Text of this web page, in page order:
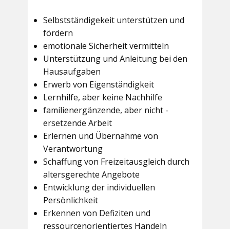
Selbstständigekeit unterstützen und
fördern
emotionale Sicherheit vermitteln
Unterstützung und Anleitung bei den
Hausaufgaben
Erwerb von Eigenständigkeit
Lernhilfe, aber keine Nachhilfe
familienergänzende, aber nicht -
ersetzende Arbeit
Erlernen und Übernahme von
Verantwortung
Schaffung von Freizeitausgleich durch
altersgerechte Angebote
Entwicklung der individuellen
Persönlichkeit
Erkennen von Defiziten und
ressourcenorientiertes Handeln